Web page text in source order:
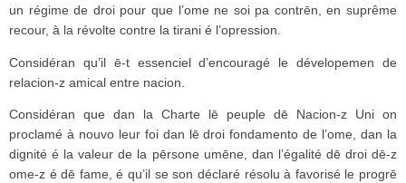
un régime de droi pour que l’ome ne soi pa contrēn, en suprême
recour, à la révolte contre la tirani é l’opression.
Considéran qu’il ē-t essenciel d’encouragé le dévelopemen de
relacion-z amical entre nacion.
Considéran que dan la Charte lē peuple dē Nacion-z Uni on
proclamé à nouvo leur foi dan lē droi fondamento de l’ome, dan la
dignité é la valeur de la pērsone umēne, dan l’égalité dē droi dē-z
ome-z é dē fame, é qu’il se son déclaré résolu à favorisé le progrē